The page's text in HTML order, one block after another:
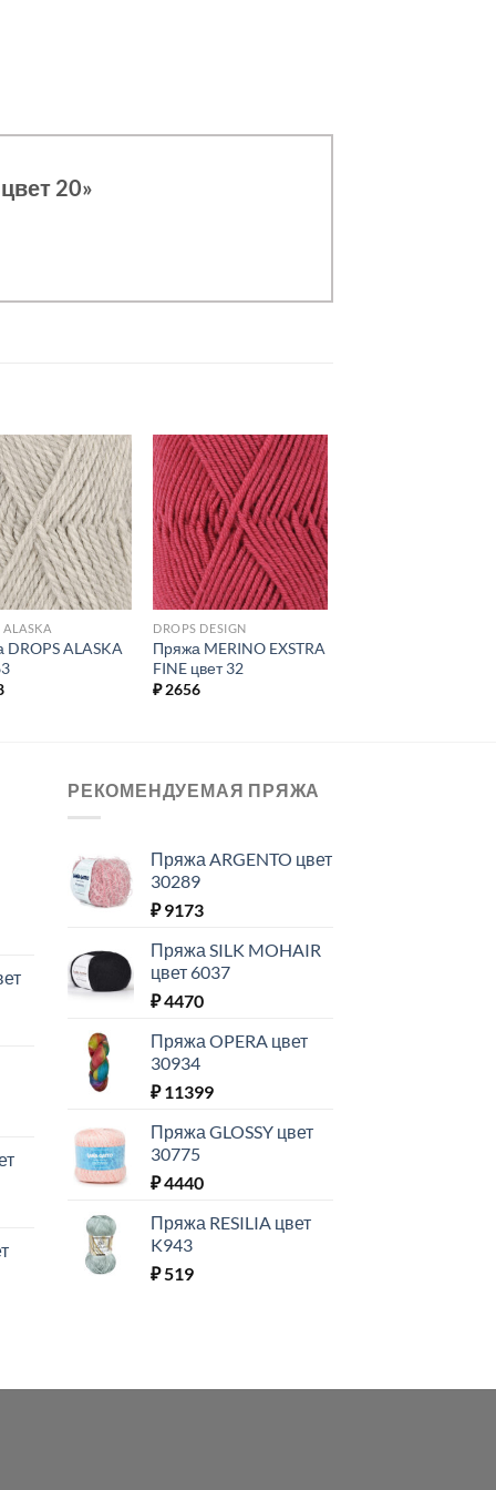
20»
Добавить в
избранное.
ALASKA
ALASKA
Добавить в
избранное.
DROPS DESIGN
Пряжа MERINO EXSTRA
FINE цвет 32
₽2656
РЕКОМЕНДУЕМАЯ ПРЯЖА
Пряжа ARGENTO цвет
30289
₽9173
Пряжа SILK MOHAIR
цвет 6037
₽4470
Пряжа OPERA цвет
30934
₽11399
Пряжа GLOSSY цвет
30775
₽4440
Пряжа RESILIA цвет
K943
₽519